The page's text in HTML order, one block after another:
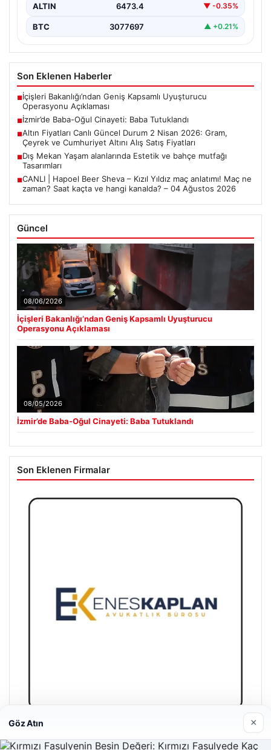
ALTIN 6473.4 ▼ -0.35%
BTC 3077697 ▲ +0.21%
Son Eklenen Haberler
■İçişleri Bakanlığı’ndan Geniş Kapsamlı Uyuşturucu
Operasyonu Açıklaması
■İzmir’de Baba-Oğul Cinayeti: Baba Tutuklandı
■Altın Fiyatları Canlı Güncel Durum 2 Nisan 2026: Gram,
Çeyrek ve Cumhuriyet Altını Alış Satış Fiyatları
■Dış Mekan Yaşam alanlarında Estetik ve bahçe mutfağı
Tasarımları
■CANLI | Hapoel Beer Sheva – Kızıl Yıldız maç anlatımı! Maç ne
zaman? Saat kaçta ve hangi kanalda? – 04 Ağustos 2026
Güncel
08/06/2026
İçişleri Bakanlığı’ndan Geniş Kapsamlı Uyuşturucu
Operasyonu Açıklaması
08/05/2026
İzmir’de Baba-Oğul Cinayeti: Baba Tutuklandı
Son Eklenen Firmalar
Göz Atın ×